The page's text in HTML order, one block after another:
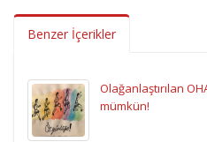
Benzer İçerikler
Olağanlaştırılan
mümkün!